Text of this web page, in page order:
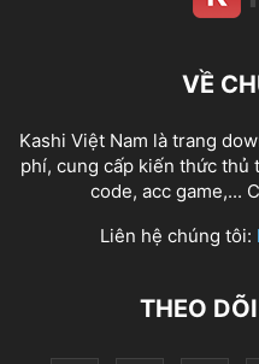
VỀ
Kashi Việt Nam là trang
phí, cung cấp kiến thức thủ
code, acc game,...
Liên hệ chúng tôi:
THEO